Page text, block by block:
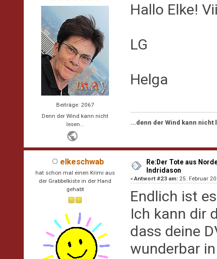
Beiträge: 2067
Denn der Wind kann nicht
lesen...
Hallo Elke!
LG
Helga
...denn der Wind kann nicht
elkeschwab
hat schon mal einen Krimi aus
der Grabbelkiste in der Hand
gehabt
Re:Der Tote aus
Indridason
«Antwort #23 am: 25. Februar
Endlich ist
Ich kann dir
dass deine
wunderbar